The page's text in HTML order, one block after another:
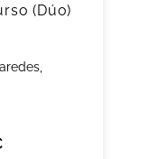
(Dúo)